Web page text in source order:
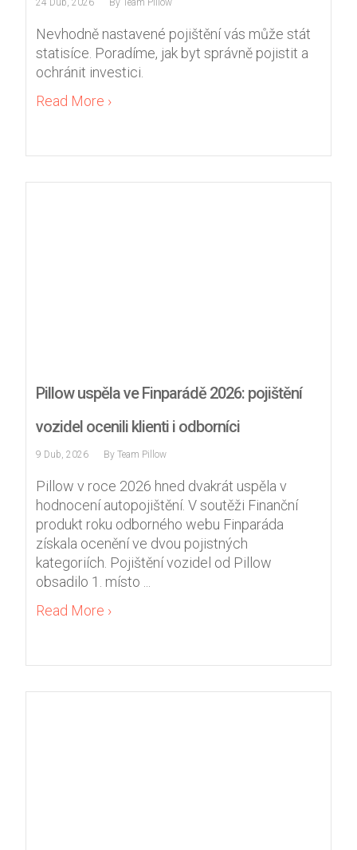
24 Dub, 2026 By Team Pillow
Nevhodně nastavené pojištění vás může stát
statisíce. Poradíme, jak byt správně pojistit a
ochránit investici.
Read More ›
Pillow uspěla ve Finparádě 2026: pojištění
vozidel ocenili klienti i odborníci
9 Dub, 2026 By Team Pillow
Pillow v roce 2026 hned dvakrát uspěla v
hodnocení autopojištění. V soutěži Finanční
produkt roku odborného webu Finparáda
získala ocenění ve dvou pojistných
kategoriích. Pojištění vozidel od Pillow
obsadilo 1. místo ...
Read More ›